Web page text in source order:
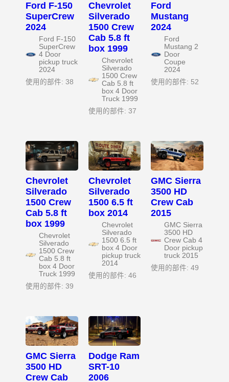
Ford F-150
SuperCrew
2024
Ford F-150
SuperCrew
4 Door
pickup truck
2024
使用的部件: 38
Chevrolet
Silverado
1500 Crew
Cab 5.8 ft
box 1999
Chevrolet
Silverado
1500 Crew
Cab 5.8 ft
box 4 Door
Truck 1999
使用的部件: 37
Ford
Mustang
2024
Ford
Mustang 2
Door
Coupe
2024
使用的部件: 52
Chevrolet
Silverado
1500 Crew
Cab 5.8 ft
box 1999
Chevrolet
Silverado
1500 Crew
Cab 5.8 ft
box 4 Door
Truck 1999
使用的部件: 39
Chevrolet
Silverado
1500 6.5 ft
box 2014
Chevrolet
Silverado
1500 6.5 ft
box 4 Door
pickup truck
2014
使用的部件: 46
GMC Sierra
3500 HD
Crew Cab
2015
GMC Sierra
3500 HD
Crew Cab 4
Door pickup
truck 2015
使用的部件: 49
GMC Sierra
3500 HD
Crew Cab
Dodge Ram
SRT-10
2006